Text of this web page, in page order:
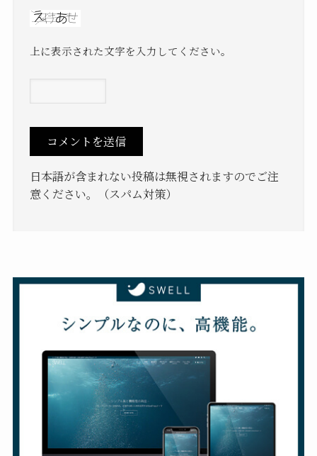
上に表示された文字を入力してください。
日本語が含まれない投稿は無視されますのでご注
意ください。（スパム対策）